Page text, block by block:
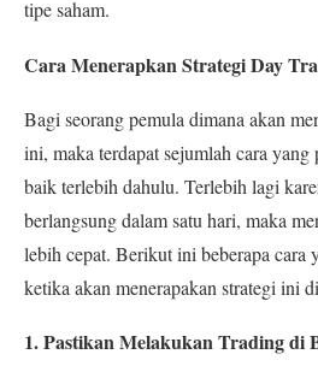
tipe saham.
Cara Menerapkan Strategi Day
Bagi seorang pemula dimana akan
ini, maka terdapat sejumlah cara
baik terlebih dahulu. Terlebih lagi
berlangsung dalam satu hari, maka
lebih cepat. Berikut ini beberapa cara
ketika akan menerapakan strategi ini
1. Pastikan Melakukan Trading di